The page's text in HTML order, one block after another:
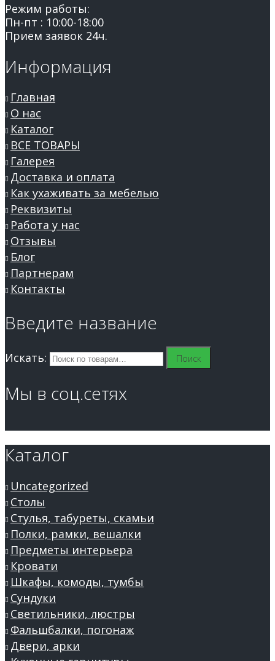
Режим работы:
Пн-пт : 10:00-18:00
Прием заявок 24ч.
Информация
Главная
О нас
Каталог
ВСЕ ТОВАРЫ
Галерея
Доставка и оплата
Как ухаживать за мебелью
Реквизиты
Работа у нас
Отзывы
Блог
Партнерам
Контакты
Введите название
Искать: Поиск
Мы в соц.сетях
Каталог
Uncategorized
Столы
Стулья, табуреты, скамьи
Полки, рамки, вешалки
Предметы интерьера
Кровати
Шкафы, комоды, тумбы
Сундуки
Светильники, люстры
Фальшбалки, погонаж
Двери, арки